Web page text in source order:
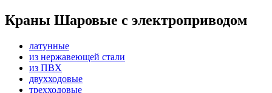
Краны Шаровые с электроприводом
латунные
из нержавеющей стали
из ПВХ
двухходовые
трехходовые